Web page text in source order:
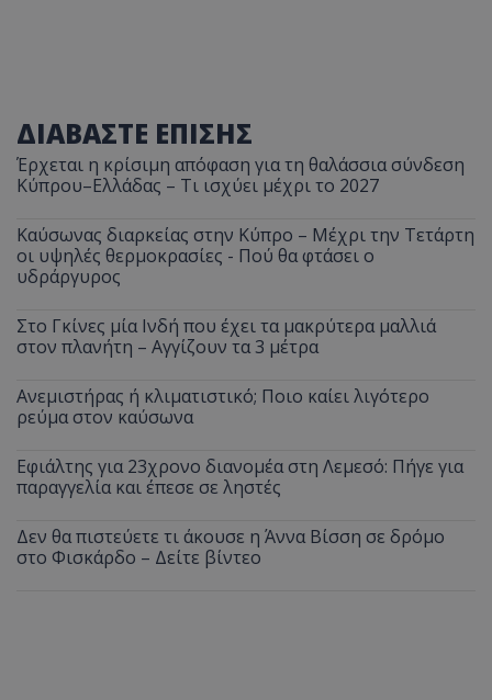
ΔΙΑΒΑΣΤΕ ΕΠΙΣΗΣ
Έρχεται η κρίσιμη απόφαση για τη θαλάσσια σύνδεση
Κύπρου–Ελλάδας – Τι ισχύει μέχρι το 2027
Καύσωνας διαρκείας στην Κύπρο – Μέχρι την Τετάρτη
οι υψηλές θερμοκρασίες - Πού θα φτάσει ο
υδράργυρος
Στο Γκίνες μία Ινδή που έχει τα μακρύτερα μαλλιά
στον πλανήτη – Αγγίζουν τα 3 μέτρα
Ανεμιστήρας ή κλιματιστικό; Ποιο καίει λιγότερο
ρεύμα στον καύσωνα
Εφιάλτης για 23χρονο διανομέα στη Λεμεσό: Πήγε για
παραγγελία και έπεσε σε ληστές
Δεν θα πιστεύετε τι άκουσε η Άννα Βίσση σε δρόμο
στο Φισκάρδο – Δείτε βίντεο